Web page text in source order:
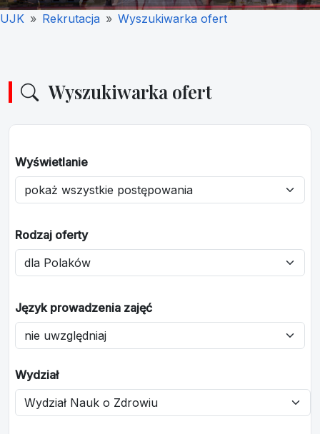
UJK Rekrutacja Wyszukiwarka ofert
Wyszukiwarka ofert
Wyświetlanie
Rodzaj oferty
Język prowadzenia zajęć
Wydział